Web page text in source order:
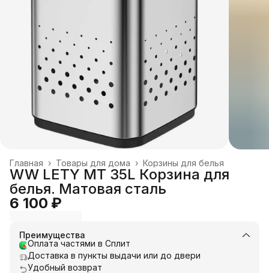
Корзины для белья
Товары для дома ›
Главная ›
WW LETY MT 35L Корзина для
белья. Матовая сталь
6 100 ₽
Преимущества
Оплата частями в Сплит
Доставка в пункты выдачи или до двери
Удобный возврат